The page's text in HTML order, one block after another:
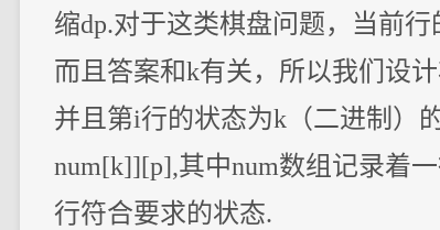
缩dp.对于这类棋盘问题，当前
而且答案和k有关，所以我们设
并且第i行的状态为k（二进制）
num[k]][p],其中num数组记录着
行符合要求的状态.